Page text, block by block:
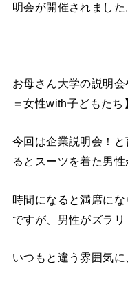
明会が開催されました
お母さん大学の説明
＝女性with子どもたち
今回は企業説明会！
るとスーツを着た男性
時間になると満席に
ですが、男性がズラリ
いつもと違う雰囲気